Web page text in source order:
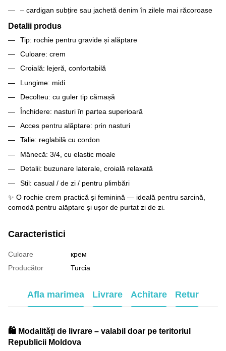
– cardigan subțire sau jachetă denim în zilele mai răcoroase
Detalii produs
Tip: rochie pentru gravide și alăptare
Culoare: crem
Croială: lejeră, confortabilă
Lungime: midi
Decolteu: cu guler tip cămașă
Închidere: nasturi în partea superioară
Acces pentru alăptare: prin nasturi
Talie: reglabilă cu cordon
Mânecă: 3/4, cu elastic moale
Detalii: buzunare laterale, croială relaxată
Stil: casual / de zi / pentru plimbări
✨ O rochie crem practică și feminină — ideală pentru sarcină,
comodă pentru alăptare și ușor de purtat zi de zi.
Caracteristici
Culoare
крем
Producător
Turcia
Afla marimea Livrare Achitare Retur
🛍️ Modalități de livrare – valabil doar pe teritoriul
Republicii Moldova